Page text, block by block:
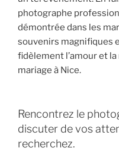
photographe
démontrée dans les
souvenirs magnifiques
fidèlement l’amour et
mariage à Nice.
Rencontrez le
discuter de vos
recherchez.